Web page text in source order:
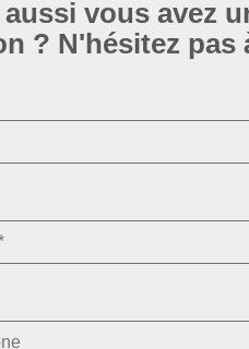
aussi vous avez
? N'hésitez